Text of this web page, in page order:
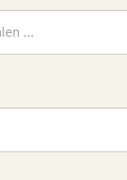
...